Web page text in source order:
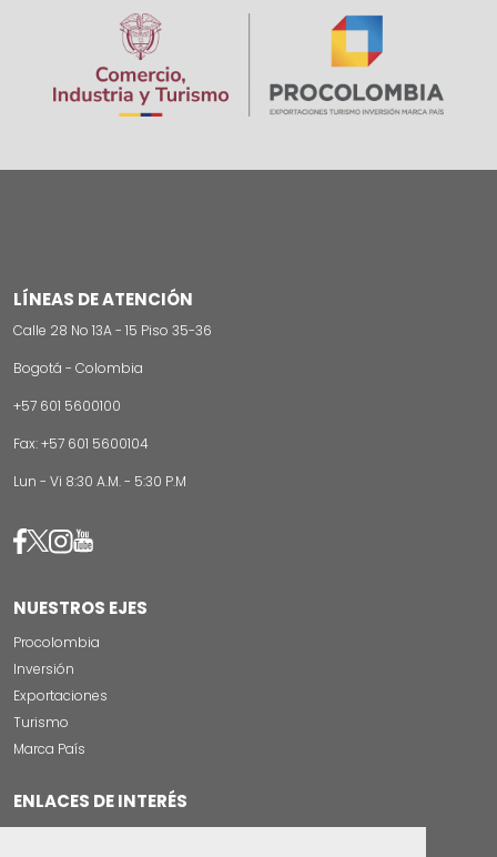
LÍNEAS DE ATENCIÓN
Calle 28 No 13A - 15 Piso 35-36
Bogotá - Colombia
+57 601 5600100
Fax: +57 601 5600104
Lun - Vi 8:30 A.M. - 5:30 P.M
Image
Image
ImageImage
NUESTROS EJES
Procolombia
Inversión
Exportaciones
Turismo
Marca País
ENLACES DE INTERÉS